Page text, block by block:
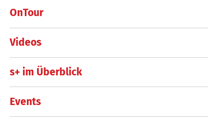
OnTour
Videos
s+ im Überblick
Events